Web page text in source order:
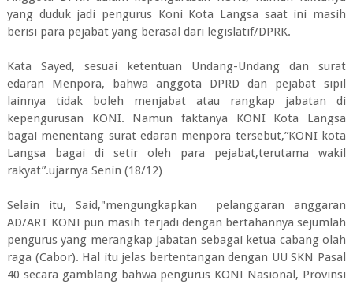
yang duduk jadi pengurus Koni Kota Langsa saat ini masih
berisi para pejabat yang berasal dari legislatif/DPRK.
Kata Sayed, sesuai ketentuan Undang-Undang dan surat
edaran Menpora, bahwa anggota DPRD dan pejabat sipil
lainnya tidak boleh menjabat atau rangkap jabatan di
kepengurusan KONI. Namun faktanya KONI Kota Langsa
bagai menentang surat edaran menpora tersebut,”KONI kota
Langsa bagai di setir oleh para pejabat,terutama wakil
rakyat”.ujarnya Senin (18/12)
Selain itu, Said,"mengungkapkan pelanggaran anggaran
AD/ART KONI pun masih terjadi dengan bertahannya sejumlah
pengurus yang merangkap jabatan sebagai ketua cabang olah
raga (Cabor). Hal itu jelas bertentangan dengan UU SKN Pasal
40 secara gamblang bahwa pengurus KONI Nasional, Provinsi